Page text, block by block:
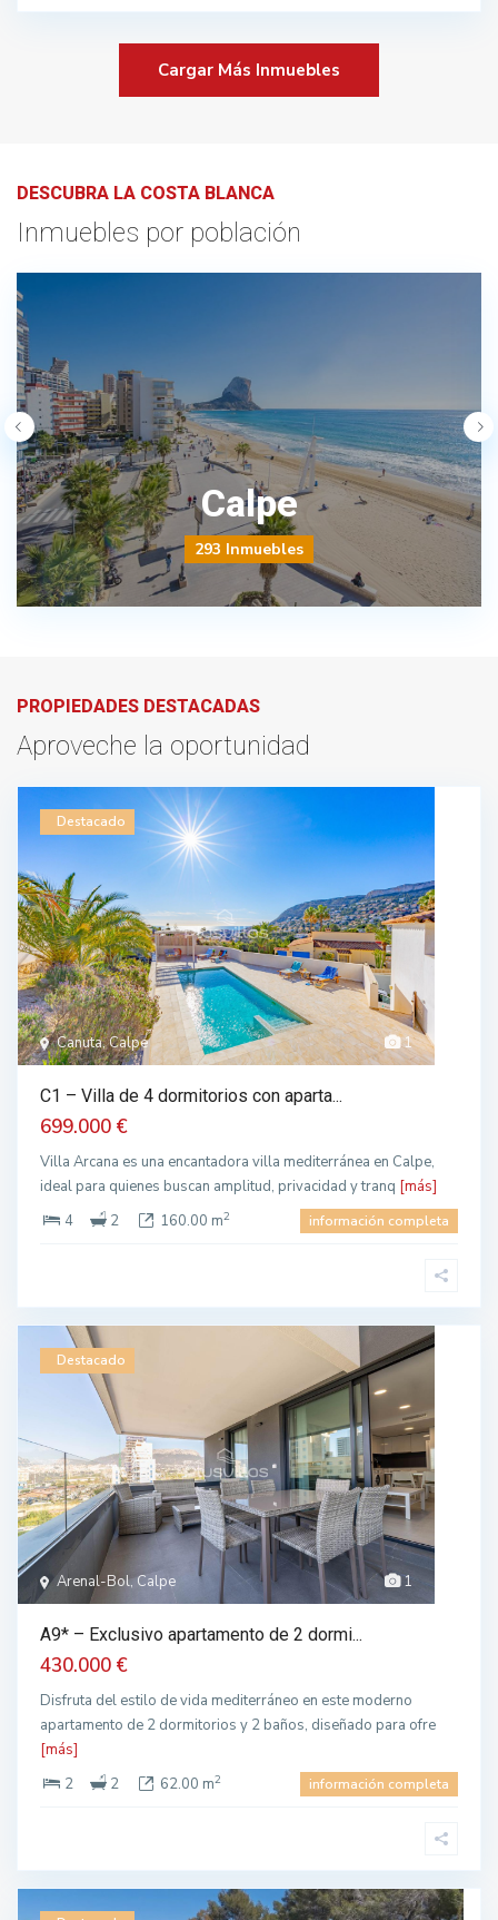
Cargar Más Inmuebles
DESCUBRA LA COSTA BLANCA
Inmuebles por población
Calpe
293 Inmuebles
PROPIEDADES DESTACADAS
Aproveche la oportunidad
1
Canuta, Calpe
Destacado
C1 – Villa de 4 dormitorios con aparta...
699.000 €
Villa Arcana es una encantadora villa mediterránea en Calpe,
ideal para quienes buscan amplitud, privacidad y tranq [más]
4
2 160.00 m2 información completa
1
Arenal-Bol, Calpe
Destacado
A9* – Exclusivo apartamento de 2 dormi...
430.000 €
Disfruta del estilo de vida mediterráneo en este moderno
apartamento de 2 dormitorios y 2 baños, diseñado para ofre
[más]
2
2 62.00 m2 información completa